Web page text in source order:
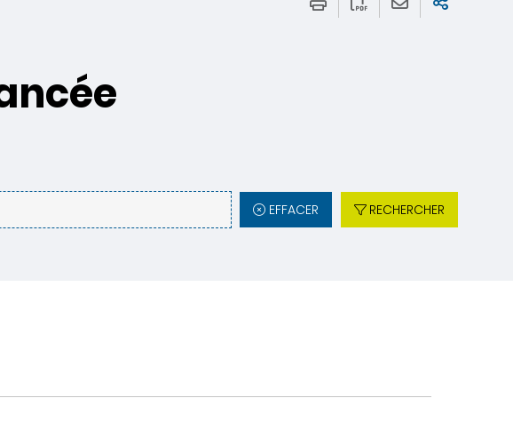
EFFACER RECHERCHER